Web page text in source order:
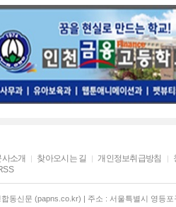
사소개 찾아오시는 길 개인정보취급방침
합동신문 (papns.co.kr) | 주소 : 서울특별시 영등